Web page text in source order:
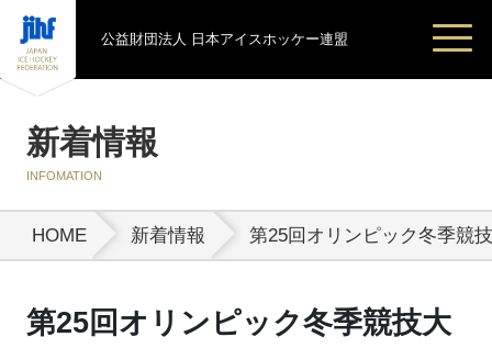
公益財団法人 日本アイスホッケー連盟
新着情報
INFOMATION
HOME 新着情報 第25回オリンピック冬季競
第25回オリンピック冬季競技大